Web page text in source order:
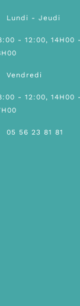
Lundi - Jeudi
- 12:00, 14H00
Vendredi
- 12:00, 14H00
05 56 23 81 81